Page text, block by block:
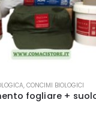
, CONCIMI BIOLOGICI